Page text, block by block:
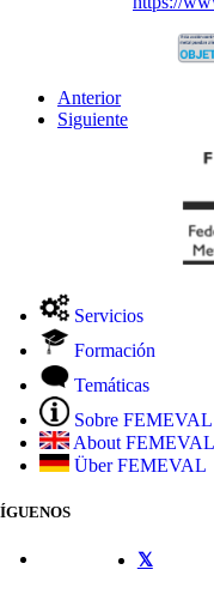
Anterior
Siguiente
Servicios
Formación
Temáticas
Sobre FEMEVAL
About FEMEVAL
Über FEMEVAL